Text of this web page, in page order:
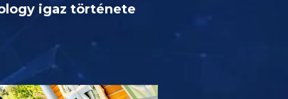
igaz története